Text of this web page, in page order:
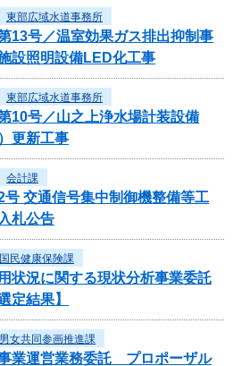
東部広域水道事務所
13号／温室効果ガス排出抑制事
設照明設備LED化工事
東部広域水道事務所
10号／山之上浄水場計装設備
更新工事
会計課
号 交通信号集中制御機整備等工
札公告
国民健康保険課
状況に関する現状分析事業委託
定結果】
男女共同参画推進課
業運営業務委託 プロポーザル